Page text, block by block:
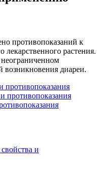
противопоказаний к
лекарственного растения.
возникновения диареи.
противопоказания
противопоказания
и